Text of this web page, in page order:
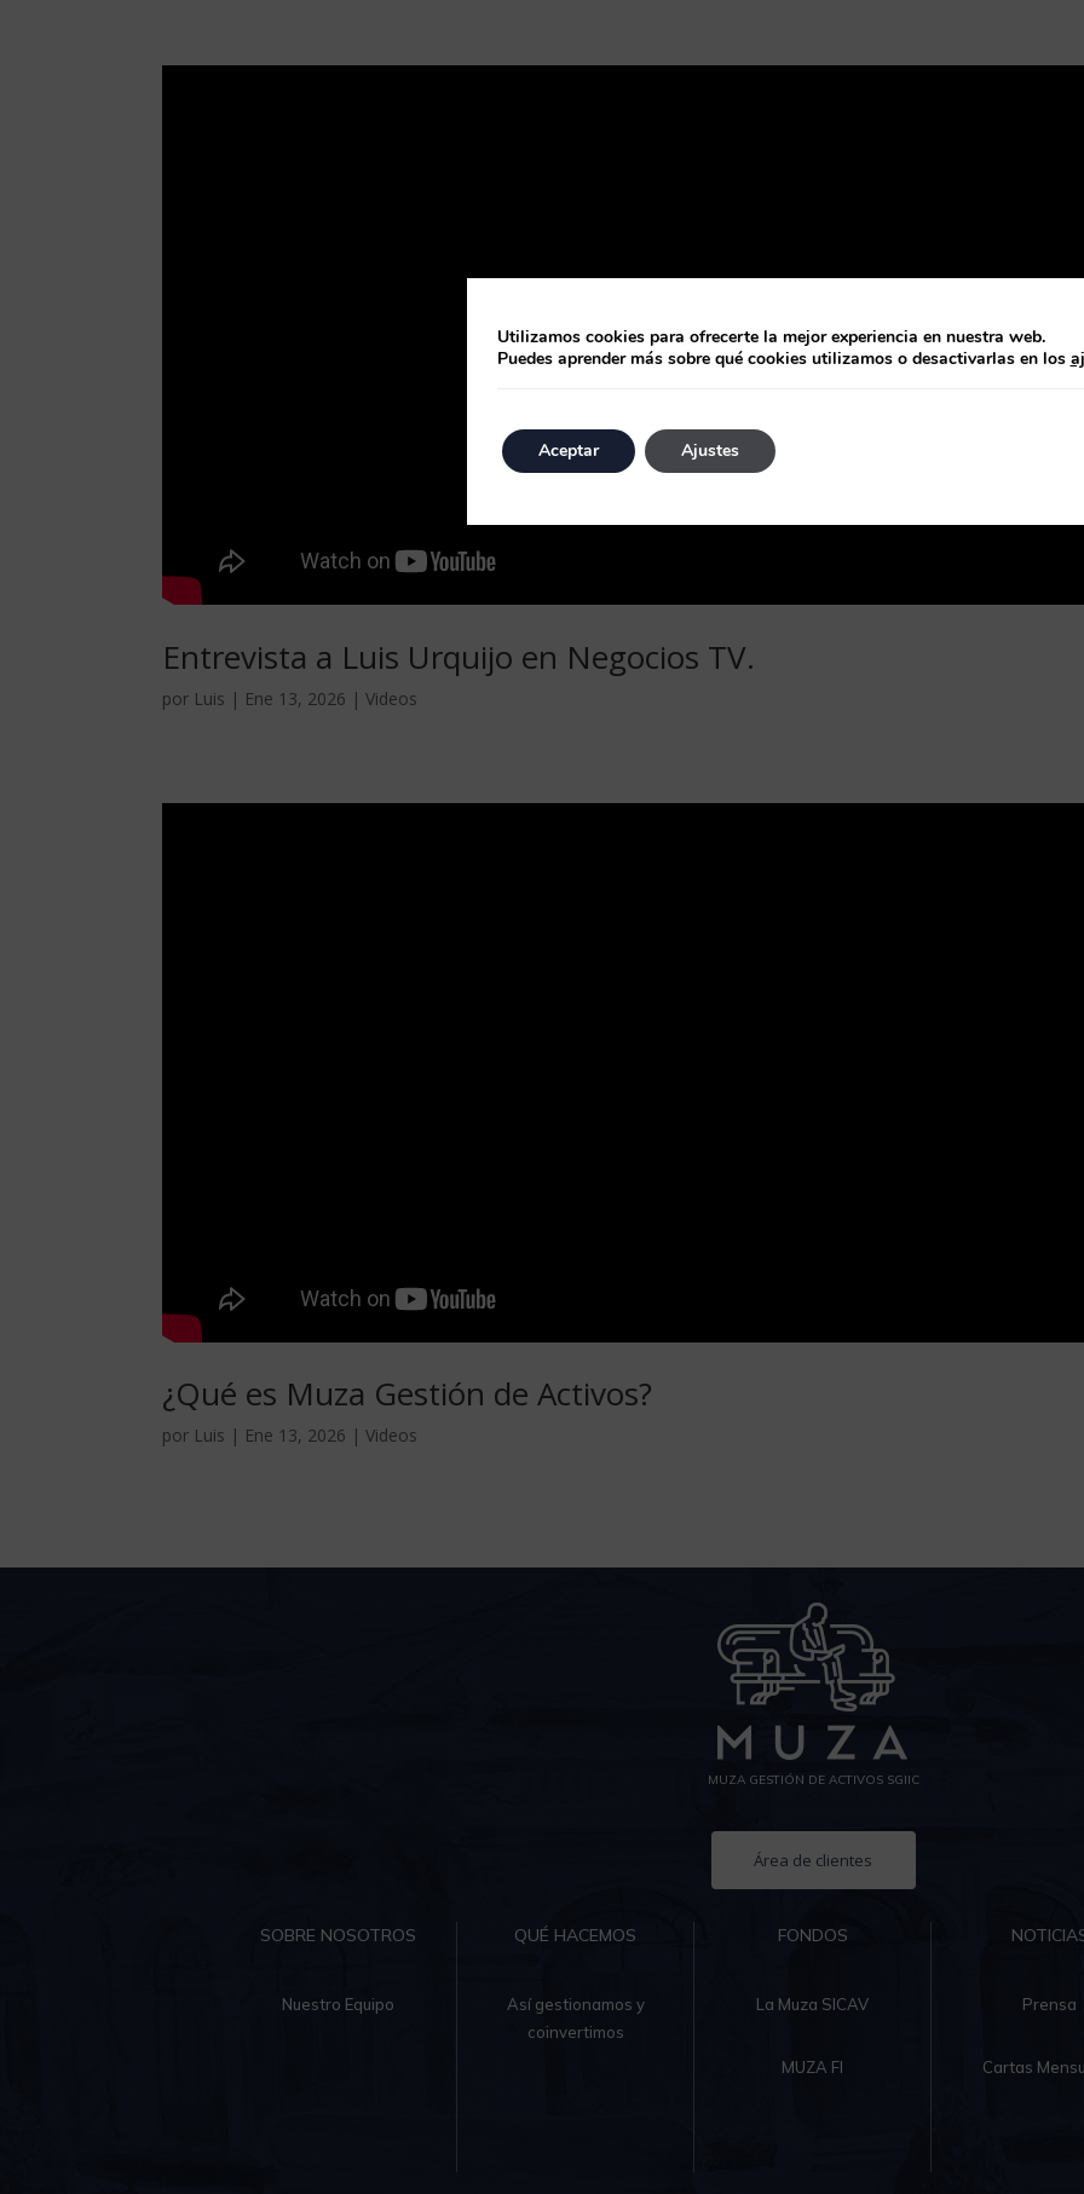
Entrevista a Luis Urquijo en Negocios TV.
por Luis | Ene 13, 2026 |Videos
¿Qué es Muza Gestión de Activos?
por Luis | Ene 13, 2026 |Videos
MUZA GESTIÓN DE ACTIVOS SGIIC
Área de clientes
SOBRE NOSOTROS
Nuestro Equipo
QUÉ HACEMOS
Así gestionamos y
coinvertimos
FONDOS
La Muza SICAV
MUZA FI
Prensa
Cartas
Utilizamos cookies para ofrecerte la mejor experiencia en nuestra web.
Puedes aprender más sobre qué cookies utilizamos o desactivarlas en los
Aceptar Ajustes